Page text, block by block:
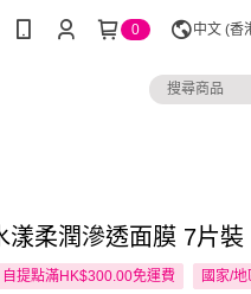
0 中文 (香
漾柔潤滲透面膜 7片裝
自提點滿HK$300.00免運費 國家/